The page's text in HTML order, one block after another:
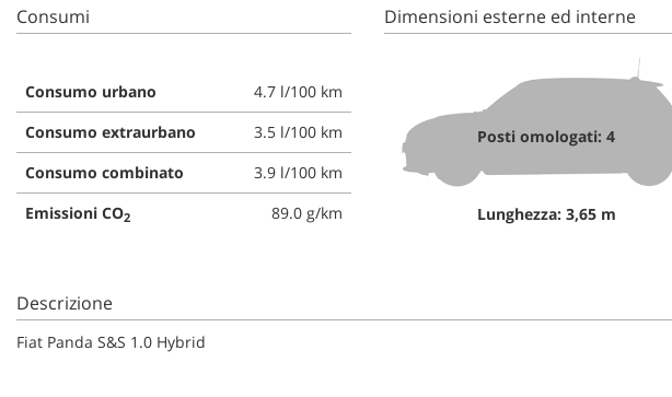
Consumi
Consumo urbano
4.7 l/100 km
Consumo extraurbano
3.5 l/100 km
Consumo combinato
3.9 l/100 km
Emissioni CO2 89.0 g/km
Dimensioni esterne ed interne
Posti omologati: 4
Lunghezza: 3,65 m
Descrizione
Fiat Panda S&S 1.0 Hybrid